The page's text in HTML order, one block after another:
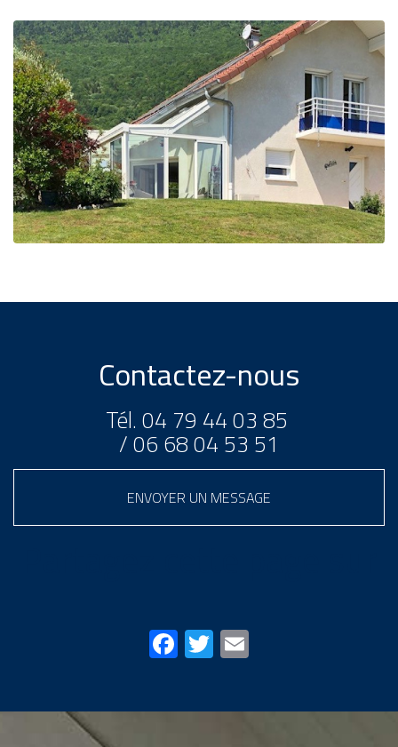
Contactez-nous
Tél.04 79 44 03 85
/06 68 04 53 51
ENVOYER UN MESSAGE
Facebook
Twitter